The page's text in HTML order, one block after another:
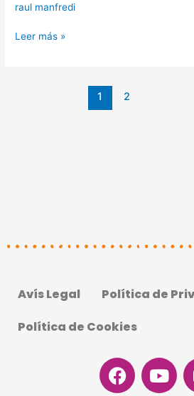
raul manfredi
CF
Leer más »
1 2
Avís Legal
Política de
Política de Cookies